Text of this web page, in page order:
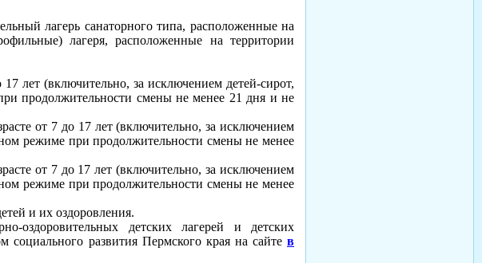
лагерь санаторного типа, расположенные на
лагеря, расположенные на территории
17 лет (включительно, за исключением детей-сирот,
продолжительности смены не менее 21 дня и не
от 7 до 17 лет (включительно, за исключением
режиме при продолжительности смены не менее
от 7 до 17 лет (включительно, за исключением
режиме при продолжительности смены не менее
и их оздоровления.
оздоровительных детских лагерей и детских
развития Пермского края на сайте в